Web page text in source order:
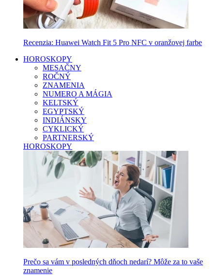
Recenzia: Huawei Watch Fit 5 Pro NFC v oranžovej farbe
HOROSKOPY
MESAČNY
ROČNÝ
ZNAMENIA
NUMERO A MÁGIA
KELTSKÝ
EGYPTSKÝ
INDIÁNSKY
CYKLICKÝ
PARTNERSKÝ
HOROSKOPY
Prečo sa vám v posledných dňoch nedarí? Môže za to vaše
znamenie